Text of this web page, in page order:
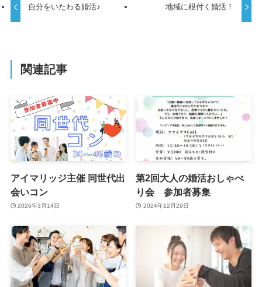
自分をいたわる婚活♪ 地域に根付く婚活！
関連記事
アイマリッジ主催 同世代出
会いコン
2026年3月14日
第2回大人の婚活おしゃべ
り会 参加者募集
2024年12月29日